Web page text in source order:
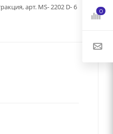
арт. MS- 2202 D- 6 0